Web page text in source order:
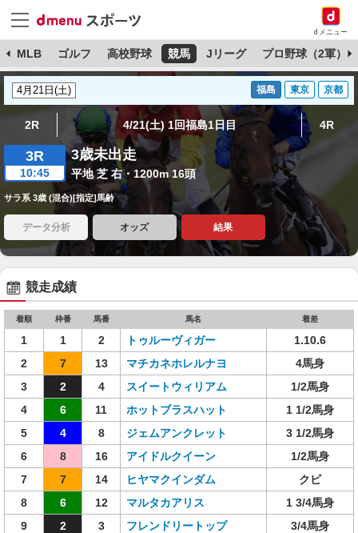
dメニュー
MLB ゴルフ 高校野球 競馬 Jリーグ プロ野球（2軍）
福島 東京 京都
2R 4/21(土) 1回福島1日目 4R
3R
10:45
3歳未出走
平地 芝 右・1200m 16頭
サラ系 3歳 (混合)[指定]馬齢
データ分析 オッズ 結果
競走成績
着順 枠番 馬番 馬名 着差
1 1 2 トゥルーヴィガー
1.10.6
2
7 13 マチカネホレルナヨ
4馬身
3
2 4 スイートウィリアム
1/2馬身
4
6 11 ホットブラスハット
1 1/2馬身
5
4 8 ジェムアンクレット
3 1/2馬身
6
8 16 アイドルクイーン
1/2馬身
7
7 14 ヒヤマクインダム
クビ
8
6 12 マルタカアリス
1 3/4馬身
9
2 3 フレンドリートップ
3/4馬身